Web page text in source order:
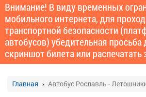
Внимание! В виду временных
мобильного интернета, для
транспортной безопасности
автобусов) убедительная просьба
скриншот билета или распечатать
Главная Автобус Рославль -